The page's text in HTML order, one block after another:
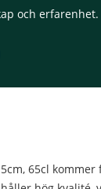
och erfarenhet.
65cl